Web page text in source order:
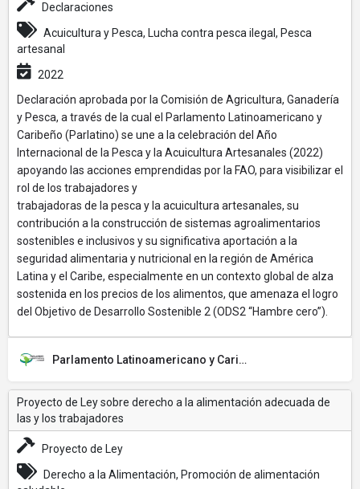
Declaraciones
Acuicultura y Pesca, Lucha contra pesca ilegal, Pesca
artesanal
2022
Declaración aprobada por la Comisión de Agricultura, Ganadería
y Pesca, a través de la cual el Parlamento Latinoamericano y
Caribeño (Parlatino) se une a la celebración del Año
Internacional de la Pesca y la Acuicultura Artesanales (2022)
apoyando las acciones emprendidas por la FAO, para visibilizar el
rol de los trabajadores y
trabajadoras de la pesca y la acuicultura artesanales, su
contribución a la construcción de sistemas agroalimentarios
sostenibles e inclusivos y su significativa aportación a la
seguridad alimentaria y nutricional en la región de América
Latina y el Caribe, especialmente en un contexto global de alza
sostenida en los precios de los alimentos, que amenaza el logro
del Objetivo de Desarrollo Sostenible 2 (ODS2 “Hambre cero”).
Parlamento Latinoamericano y Caribeño (PARLATINO)
Proyecto de Ley sobre derecho a la alimentación adecuada de
las y los trabajadores
Proyecto de Ley
Derecho a la Alimentación, Promoción de alimentación